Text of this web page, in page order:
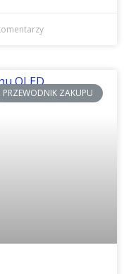
PRZEWODNIK ZAKUPU